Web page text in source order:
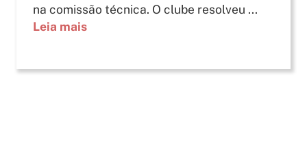
na comissão técnica. O clube resolveu ...
Leia mais